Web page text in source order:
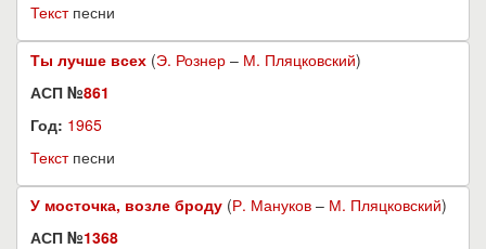
Текстпесни
Ты лучше всех (Э. Рознер – М. Пляцковский)
АСП №861
Год: 1965
Текстпесни
У мосточка, возле броду (Р. Мануков – М. Пляцковский)
АСП №1368